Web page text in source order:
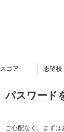
スコア 志望校
パスワード
ご心配なく。まず